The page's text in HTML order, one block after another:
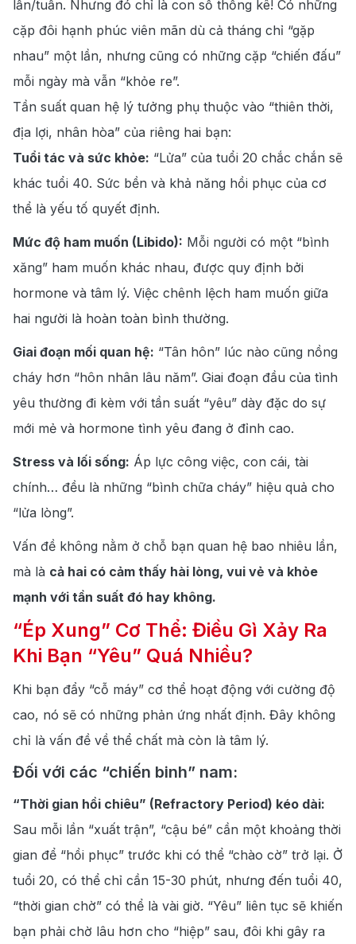
lần/tuần. Nhưng đó chỉ là con số thống kê! Có những
cặp đôi hạnh phúc viên mãn dù cả tháng chỉ “gặp
nhau” một lần, nhưng cũng có những cặp “chiến đấu”
mỗi ngày mà vẫn “khỏe re”.
Tần suất quan hệ lý tưởng phụ thuộc vào “thiên thời,
địa lợi, nhân hòa” của riêng hai bạn:
Tuổi tác và sức khỏe: “Lửa” của tuổi 20 chắc chắn sẽ
khác tuổi 40. Sức bền và khả năng hồi phục của cơ
thể là yếu tố quyết định.
Mức độ ham muốn (Libido): Mỗi người có một “bình
xăng” ham muốn khác nhau, được quy định bởi
hormone và tâm lý. Việc chênh lệch ham muốn giữa
hai người là hoàn toàn bình thường.
Giai đoạn mối quan hệ: “Tân hôn” lúc nào cũng nồng
cháy hơn “hôn nhân lâu năm”. Giai đoạn đầu của tình
yêu thường đi kèm với tần suất “yêu” dày đặc do sự
mới mẻ và hormone tình yêu đang ở đỉnh cao.
Stress và lối sống: Áp lực công việc, con cái, tài
chính… đều là những “bình chữa cháy” hiệu quả cho
“lửa lòng”.
Vấn đề không nằm ở chỗ bạn quan hệ bao nhiêu lần,
mà là cả hai có cảm thấy hài lòng, vui vẻ và khỏe
mạnh với tần suất đó hay không.
“Ép Xung” Cơ Thể: Điều Gì Xảy Ra
Khi Bạn “Yêu” Quá Nhiều?
Khi bạn đẩy “cỗ máy” cơ thể hoạt động với cường độ
cao, nó sẽ có những phản ứng nhất định. Đây không
chỉ là vấn đề về thể chất mà còn là tâm lý.
Đối với các “chiến binh” nam:
“Thời gian hồi chiêu” (Refractory Period) kéo dài:
Sau mỗi lần “xuất trận”, “cậu bé” cần một khoảng thời
gian để “hồi phục” trước khi có thể “chào cờ” trở lại. Ở
tuổi 20, có thể chỉ cần 15-30 phút, nhưng đến tuổi 40,
“thời gian chờ” có thể là vài giờ. “Yêu” liên tục sẽ khiến
bạn phải chờ lâu hơn cho “hiệp” sau, đôi khi gây ra